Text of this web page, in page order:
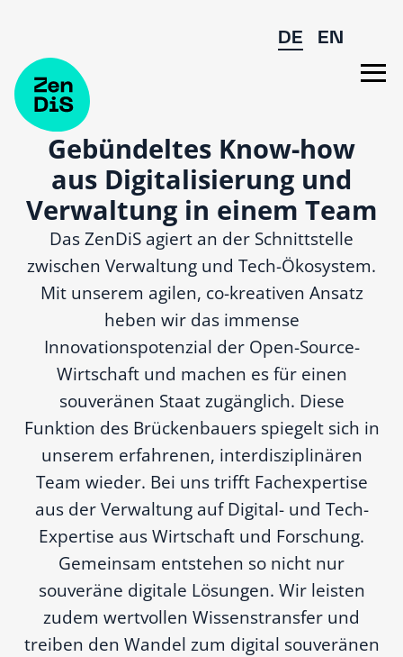
DE EN
Gebündeltes Know-how
aus Digitali­sierung und
Verwaltung in einem Team
Das ZenDiS agiert an der Schnittstelle
zwischen Verwaltung und Tech-Ökosystem.
Mit unserem agilen, co-kreativen Ansatz
heben wir das immense
Innovationspotenzial der Open-Source-
Wirtschaft und machen es für einen
souveränen Staat zugänglich. Diese
Funktion des Brückenbauers spiegelt sich in
unserem erfahrenen, interdisziplinären
Team wieder. Bei uns trifft Fachexpertise
aus der Verwaltung auf Digital- und Tech-
Expertise aus Wirtschaft und Forschung.
Gemeinsam entstehen so nicht nur
souveräne digitale Lösungen. Wir leisten
zudem wertvollen Wissenstransfer und
treiben den Wandel zum digital souveränen